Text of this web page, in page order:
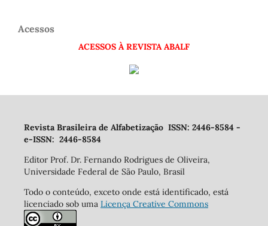
Acessos
ACESSOS À REVISTA ABALF
Revista Brasileira de Alfabetização ISSN: 2446-8584 -
e-ISSN: 2446-8584
Editor Prof. Dr. Fernando Rodrigues de Oliveira,
Universidade Federal de São Paulo, Brasil
Todo o conteúdo, exceto onde está identificado, está
licenciado sob uma Licença Creative Commons